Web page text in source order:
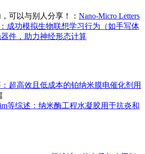
可以与别人分享！： Nano-Micro Letters
成功模拟生物联想学习行为（如手写体
件，助力神经形态计算
超高效且低成本的铂纳米膜电催化剂用
等综述：纳米酶工程水凝胶用于抗炎和